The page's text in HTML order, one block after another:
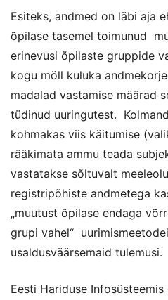
Esiteks, andmed on läbi aja
õpilase tasemel toimunud
erinevusi õpilaste gruppide
kogu möll kuluka
madalad vastamise määrad
tüdinud uuringutest.
kohmakas viis käitumise
rääkimata ammu teada
vastatakse sõltuvalt
registripõhiste andmetega
„muutust õpilase endaga
grupi vahel“
usaldusväärsemaid tulemusi.
Eesti Hariduse